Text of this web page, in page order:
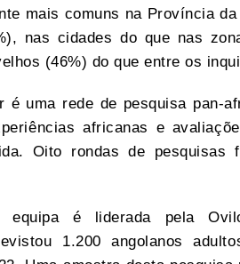
mais comuns na Província
nas cidades do que nas
(46%) do que entre os
é uma rede de pesquisa pan-
africanas e
Oito rondas de pesquisas
equipa é liderada pela
1.200 angolanos